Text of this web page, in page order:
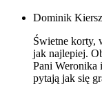
Dominik
Świetne korty,
jak najlepiej.
Pani Weronika
pytają jak się